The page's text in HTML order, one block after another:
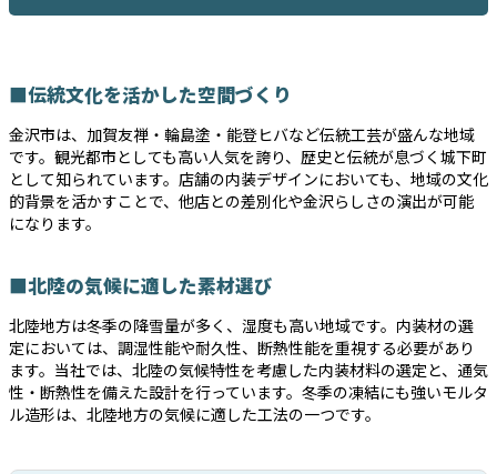
■伝統文化を活かした空間づくり
金沢市は、加賀友禅・輪島塗・能登ヒバなど伝統工芸が盛んな地域
です。観光都市としても高い人気を誇り、歴史と伝統が息づく城下町
として知られています。店舗の内装デザインにおいても、地域の文化
的背景を活かすことで、他店との差別化や金沢らしさの演出が可能
になります。
■北陸の気候に適した素材選び
北陸地方は冬季の降雪量が多く、湿度も高い地域です。内装材の選
定においては、調湿性能や耐久性、断熱性能を重視する必要があり
ます。当社では、北陸の気候特性を考慮した内装材料の選定と、通気
性・断熱性を備えた設計を行っています。冬季の凍結にも強いモルタ
ル造形は、北陸地方の気候に適した工法の一つです。